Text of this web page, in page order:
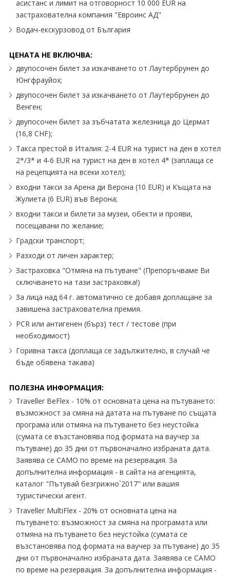
асистанс и лимит на отговорност 10 000 EUR на
застрахователна компания "Евроинс АД"
Водач-екскурзовод от България
ЦЕНАТА НЕ ВКЛЮЧВА:
двупосочен билет за изкачването от Лаутербрунен до
Юнгфрауйох;
двупосочен билет за изкачването от Лаутербрунен до
Венген;
двупосочен билет за зъбчатата железница до Цермат
(16,8 CHF);
Такса престой в Италия: 2-4 EUR на турист на ден в хотел
2*/3* и 4-6 EUR на турист на ден в хотел 4* (заплаща се
на рецепцията на всеки хотел);
входни такси за Арена ди Верона (10 EUR) и Къщата на
Жулиета (6 EUR) във Верона;
входни такси и билети за музеи, обекти и прояви,
посещавани по желание;
Градски транспорт;
Разходи от личен характер;
Застраховка "Отмяна на пътуване" (Препоръчваме Ви
сключването на тази застраховка!)
За лица над 64 г. автоматично се добавя доплащане за
завишена застрахователна премия.
PCR или антигенен (бърз) тест / тестове (при
необходимост)
Горивна такса (доплаща се задължително, в случай че
бъде обявена такава)
ПОЛЕЗНА ИНФОРМАЦИЯ:
Traveller BeFlex - 10% от основната цена на пътуването:
възможност за смяна на датата на пътуване по същата
програма или отмяна на пътуването без неустойка
(сумата се възстановява под формата на ваучер за
пътуване) до 35 дни от първоначално избраната дата.
Заявява се САМО по време на резервация. За
допълнителна информация - в сайта на агенцията,
каталог "Пътувай безгрижно`2017" или вашия
туристически агент.
Traveller MultiFlex - 20% от основната цена на
пътуването: възможност за смяна на програмата или
отмяна на пътуването без неустойка (сумата се
възстановява под формата на ваучер за пътуване) до 35
дни от първоначално избраната дата. Заявява се САМО
по време на резервация. За допълнителна информация -